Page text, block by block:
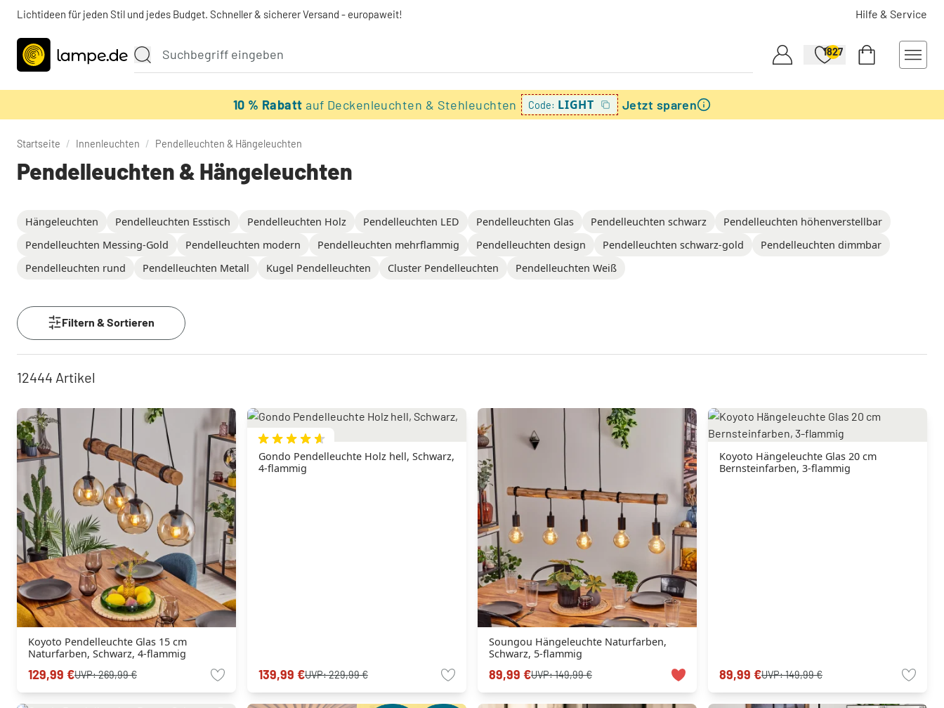
Lichtideen für jeden Stil und jedes Budget. Schneller & sicherer Versand - europaweit! Hilfe & Service
1827
10 % Rabattauf Deckenleuchten & Stehleuchten Code: LIGHT Jetzt sparen
Startseite / Innenleuchten / Pendelleuchten & Hängeleuchten
Pendelleuchten & Hängeleuchten
Hängeleuchten Pendelleuchten Esstisch Pendelleuchten Holz Pendelleuchten LED Pendelleuchten Glas Pendelleuchten schwarz
Pendelleuchten höhenverstellbar
Pendelleuchten Messing-Gold
Pendelleuchten modern Pendelleuchten mehrflammig Pendelleuchten design Pendelleuchten schwarz-gold
Pendelleuchten dimmbar
Pendelleuchten rund
Pendelleuchten Metall Kugel Pendelleuchten Cluster Pendelleuchten Pendelleuchten Weiß
Filtern & Sortieren
12444 Artikel
Koyoto Pendelleuchte Glas 15 cm
Naturfarben, Schwarz, 4-flammig
129,99 €UVP:269,99 €
Gondo Pendelleuchte Holz hell, Schwarz,
4-flammig
139,99 €UVP:229,99 €
Soungou Hängeleuchte Naturfarben,
Schwarz, 5-flammig
89,99 €UVP:149,99 €
Koyoto Hängeleuchte Glas 20 cm
Bernsteinfarben, 3-flammig
89,99 €UVP:149,99 €